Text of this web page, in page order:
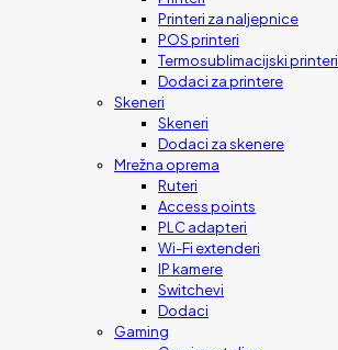
Printeri za naljepnice
POS printeri
Termosublimacijski printeri
Dodaci za printere
Skeneri
Skeneri
Dodaci za skenere
Mrežna oprema
Ruteri
Access points
PLC adapteri
Wi-Fi extenderi
IP kamere
Switchevi
Dodaci
Gaming